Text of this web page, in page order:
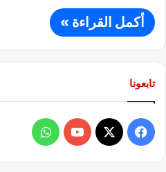
أكمل القراءة »
تابعونا
ي
X
Y
ا